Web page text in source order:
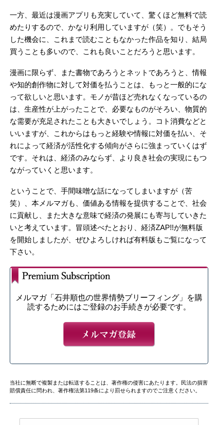
一方、最近は漫画アプリも充実していて、驚くほど無料で読
めたりするので、かなり利用していますが（笑）。でもそう
した機会に、これまで読むこともなかった作品を知り、結局
買うことも多いので、これも良いことだろうと思います。
漫画に限らず、また書物であろうとネットであろうと、情報
や知的創作物に対して対価を払うことは、もっと一般的にな
って欲しいと思います。モノが昔ほど売れなくなっているの
は、生産性が上がったことで、必要なものがそろい、物質的
な需要が充足されたことも大きいでしょう。コト消費などと
いいますが、これからはもっと経験や情報に対価を払い、そ
れによって経済が活性化する傾向がさらに強まっていくはず
です。それは、経済のみならず、より良き社会の実現にもつ
ながっていくと思います。
ということで、手間味噌な話になってしまいますが（苦
笑）、本メルマガも、価値ある情報を提供することで、社会
に貢献し、また大きな意味で経済の発展にも寄与していきた
いと考えています。冒頭述べたとおり、経済ZAP!!が無料版
を開始しましたが、ぜひよろしければ有料版もご覧になって
下さい。
メルマガ「石井順也の世界情勢ブリーフィング」を購
読するためにはご登録のお手続きが必要です。
当社に無断で複製または転送することは、著作権の侵害にあたります。民法の損害
賠償責任に問われ、著作権法第119条により罰せられますのでご注意ください。